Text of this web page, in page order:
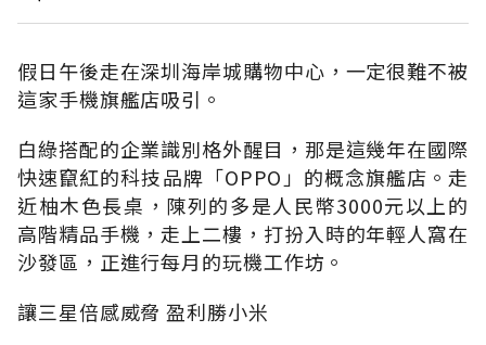
假日午後走在深圳海岸城購物中心，一定很難不被
這家手機旗艦店吸引。
白綠搭配的企業識別格外醒目，那是這幾年在國際
快速竄紅的科技品牌「OPPO」的概念旗艦店。走
近柚木色長桌，陳列的多是人民幣3000元以上的
高階精品手機，走上二樓，打扮入時的年輕人窩在
沙發區，正進行每月的玩機工作坊。
讓三星倍感威脅 盈利勝小米